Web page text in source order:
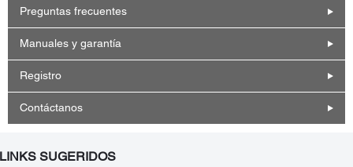
Preguntas frecuentes
Manuales y garantía
Registro
Contáctanos
LINKS SUGERIDOS